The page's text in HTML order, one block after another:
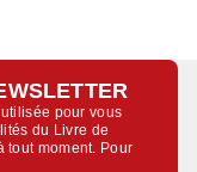
pour vous
du Livre de
tout moment. Pour